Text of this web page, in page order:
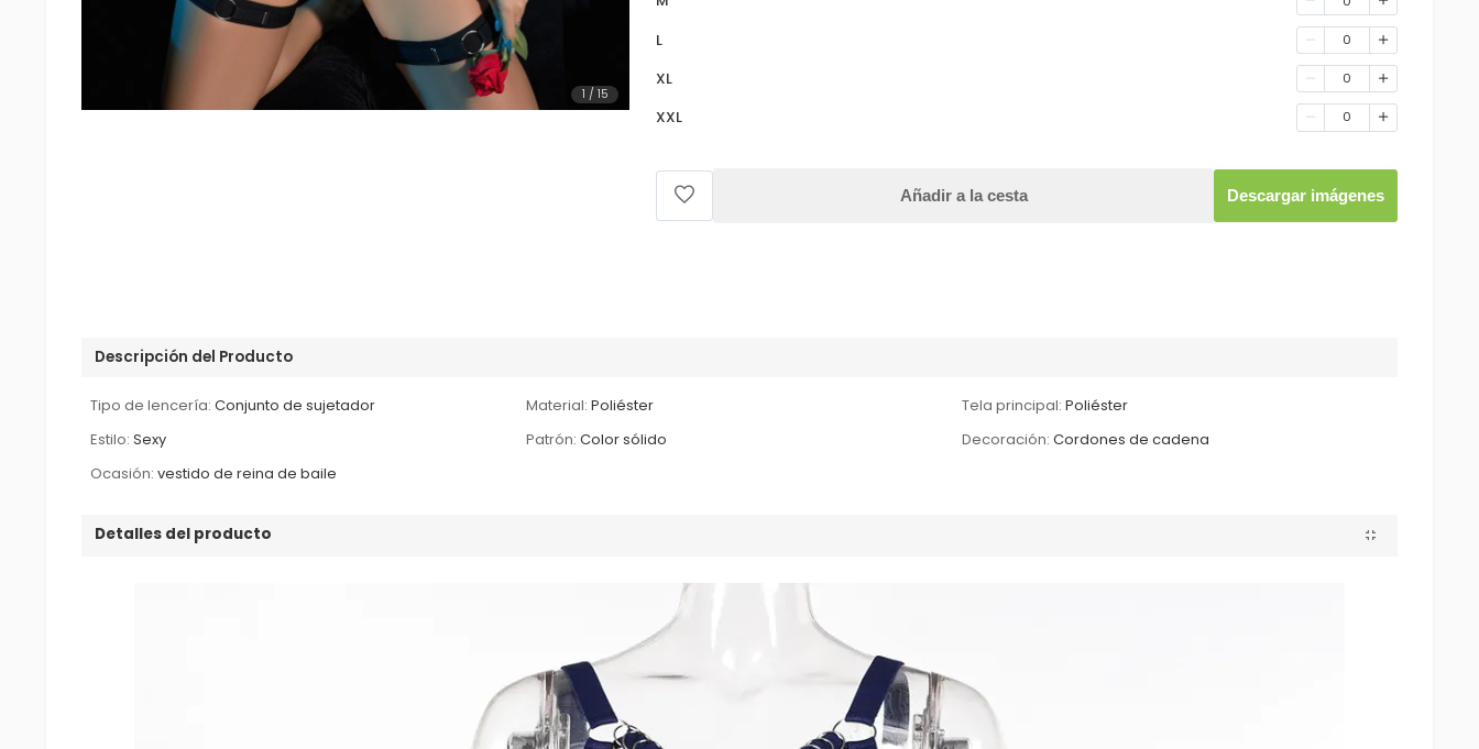
1 / 15
L 0
XL 0
XXL 0
Añadir a la cesta Descargar imágenes
Descripción del Producto
Tipo de lencería: Conjunto de sujetador Material: Poliéster Tela principal: Poliéster
Estilo: Sexy Patrón: Color sólido Decoración: Cordones de cadena
Ocasión: vestido de reina de baile
Detalles del producto